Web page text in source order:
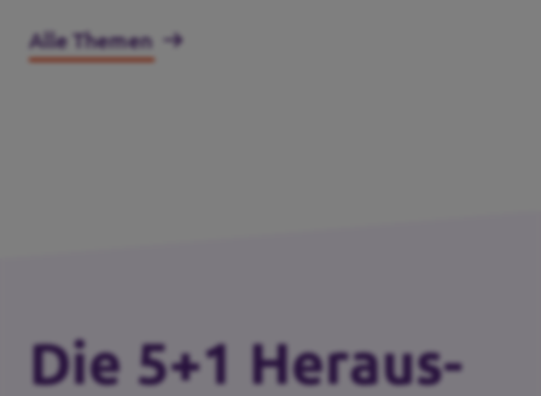
Alle Themen
Die 5+1 Heraus­